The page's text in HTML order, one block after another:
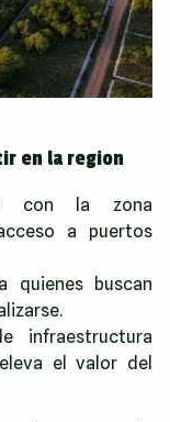
en la region
con la zona
a puertos
quienes buscan
infraestructura
el valor del